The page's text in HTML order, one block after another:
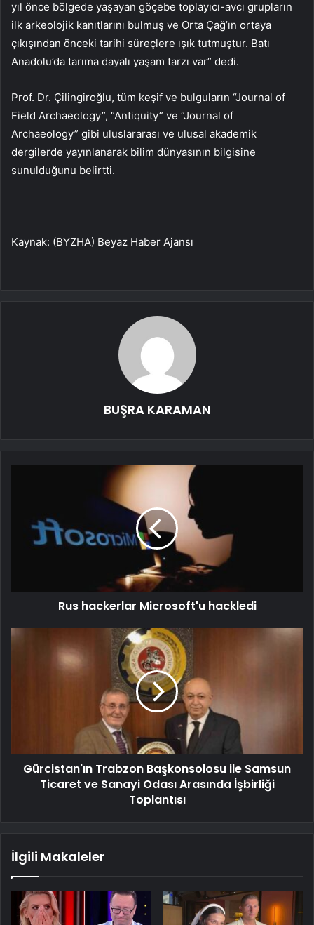
yıl önce bölgede yaşayan göçebe toplayıcı-avcı grupların
ilk arkeolojik kanıtlarını bulmuş ve Orta Çağ’ın ortaya
çıkışından önceki tarihi süreçlere ışık tutmuştur. Batı
Anadolu’da tarıma dayalı yaşam tarzı var” dedi.
Prof. Dr. Çilingiroğlu, tüm keşif ve bulguların “Journal of
Field Archaeology”, “Antiquity” ve “Journal of
Archaeology” gibi uluslararası ve ulusal akademik
dergilerde yayınlanarak bilim dünyasının bilgisine
sunulduğunu belirtti.
Kaynak: (BYZHA) Beyaz Haber Ajansı
BUŞRA KARAMAN
Rus hackerlar Microsoft'u hackledi
Gürcistan'ın Trabzon Başkonsolosu ile Samsun
Ticaret ve Sanayi Odası Arasında İşbirliği
Toplantısı
İlgili Makaleler